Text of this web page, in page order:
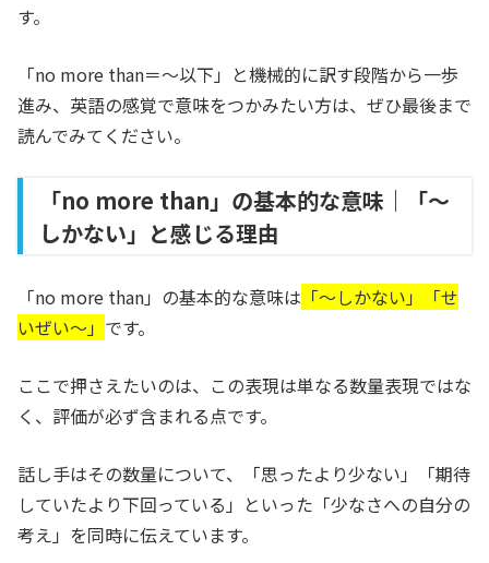
す。
「no more than＝〜以下」と機械的に訳す段階から一歩
進み、英語の感覚で意味をつかみたい方は、ぜひ最後まで
読んでみてください。
「no more than」の基本的な意味｜「〜
しかない」と感じる理由
「no more than」の基本的な意味は 「〜しかない」「せ
いぜい〜」 です。
ここで押さえたいのは、この表現は単なる数量表現ではな
く、評価が必ず含まれる点です。
話し手はその数量について、「思ったより少ない」「期待
していたより下回っている」といった「少なさへの自分の
考え」を同時に伝えています。